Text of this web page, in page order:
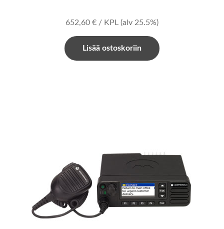
652,60 € / KPL (alv 25.5%)
Lisää ostoskoriin